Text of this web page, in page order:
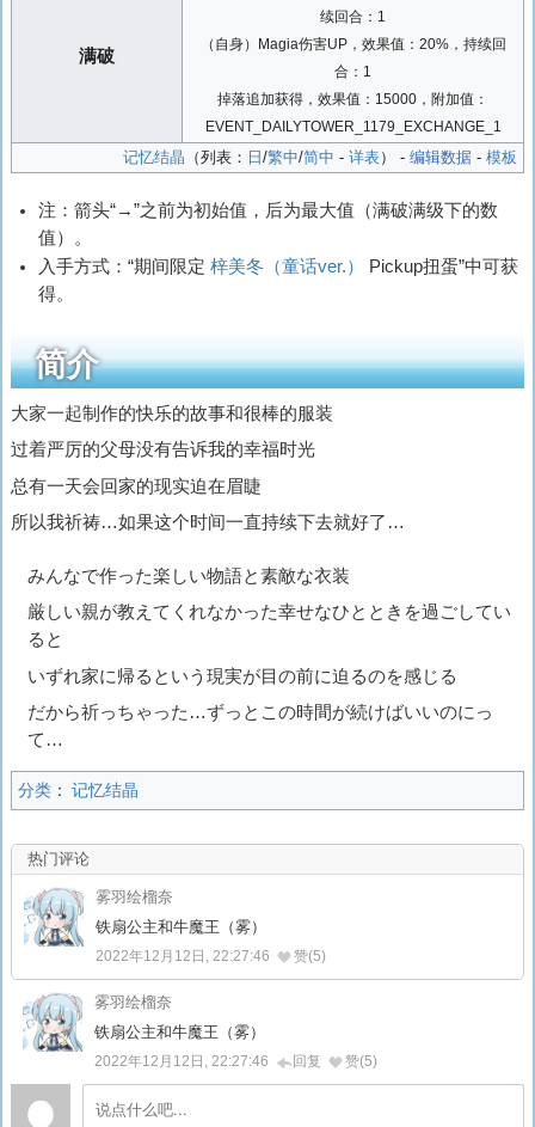
满破
续回合：1
（自身）Magia伤害UP，效果值：20%，持续回
合：1
掉落追加获得，效果值：15000，附加值：
EVENT_DAILYTOWER_1179_EXCHANGE_1
记忆结晶 （列表： 日 /繁中/简中 - 详表） - 编辑数据- 模板
注：箭头“→”之前为初始值，后为最大值（满破满级下的数
值）。
入手方式：“期间限定梓美冬（童话ver.）
Pickup扭蛋”中可获
得。
简介
大家一起制作的快乐的故事和很棒的服装
过着严厉的父母没有告诉我的幸福时光
总有一天会回家的现实迫在眉睫
所以我祈祷…如果这个时间一直持续下去就好了…
みんなで作った楽しい物語と素敵な衣装
厳しい親が教えてくれなかった幸せなひとときを過ごしてい
ると
いずれ家に帰るという現実が目の前に迫るのを感じる
だから祈っちゃった…ずっとこの時間が続けばいいのにっ
て…
分类： 记忆结晶
热门评论
雾羽绘榴奈
铁扇公主和牛魔王（雾）
2022年12月12日, 22:27:46 赞(5)
雾羽绘榴奈
铁扇公主和牛魔王（雾）
2022年12月12日, 22:27:46 回复 赞(5)